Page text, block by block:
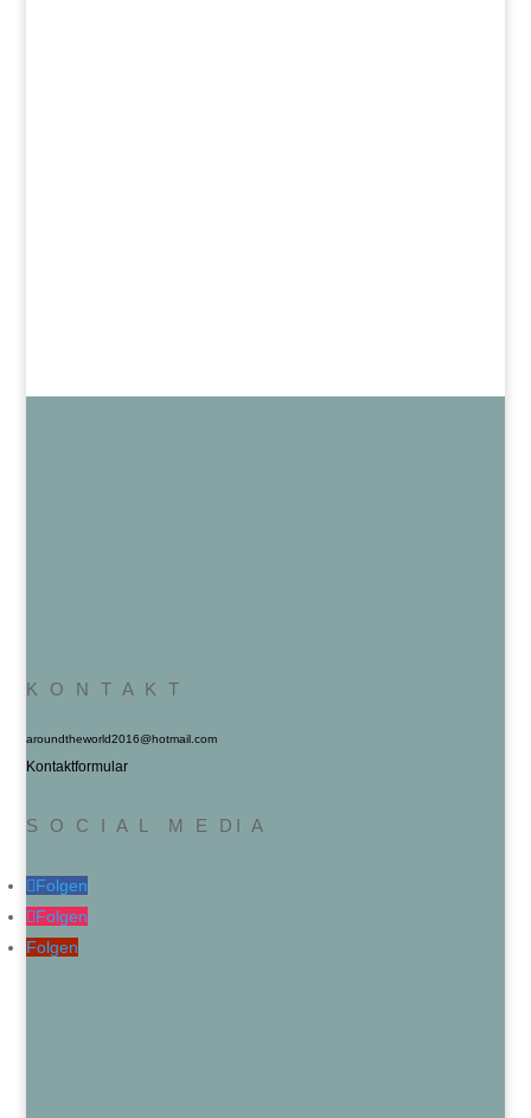
K O N T A K T
aroundtheworld2016@hotmail.com
Kontaktformular
S O C I A L M E DI A
Folgen
Folgen
Folgen